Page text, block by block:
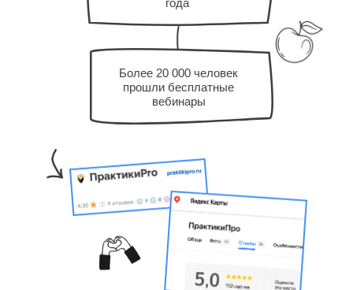
года
Более 20 000 человек
прошли бесплатные
вебинары